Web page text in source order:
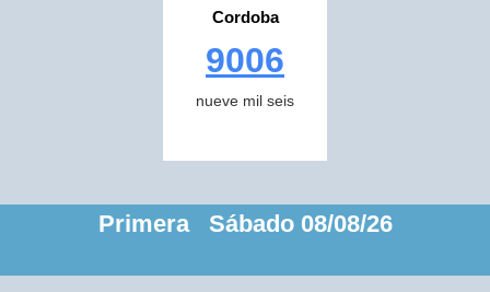
Cordoba
9006
nueve mil seis
Primera Sábado 08/08/26